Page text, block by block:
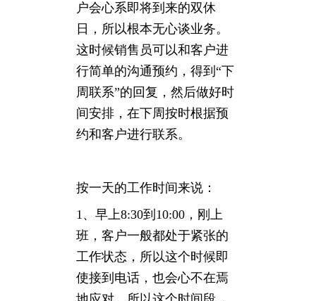
户会心系即将到来的双休
日，所以根本无心谈业务。
这时候销售员可以和客户进
行简单的沟通预约，得到“下
周联系”的回复，然后做好时
间安排，在下周按时根据预
约和客户进行联系。
按一天的工作时间来说：
1、早上8:30到10:00，刚上
班，客户一般都处于紧张的
工作状态，所以这个时候即
使接到电话，也会心不在焉